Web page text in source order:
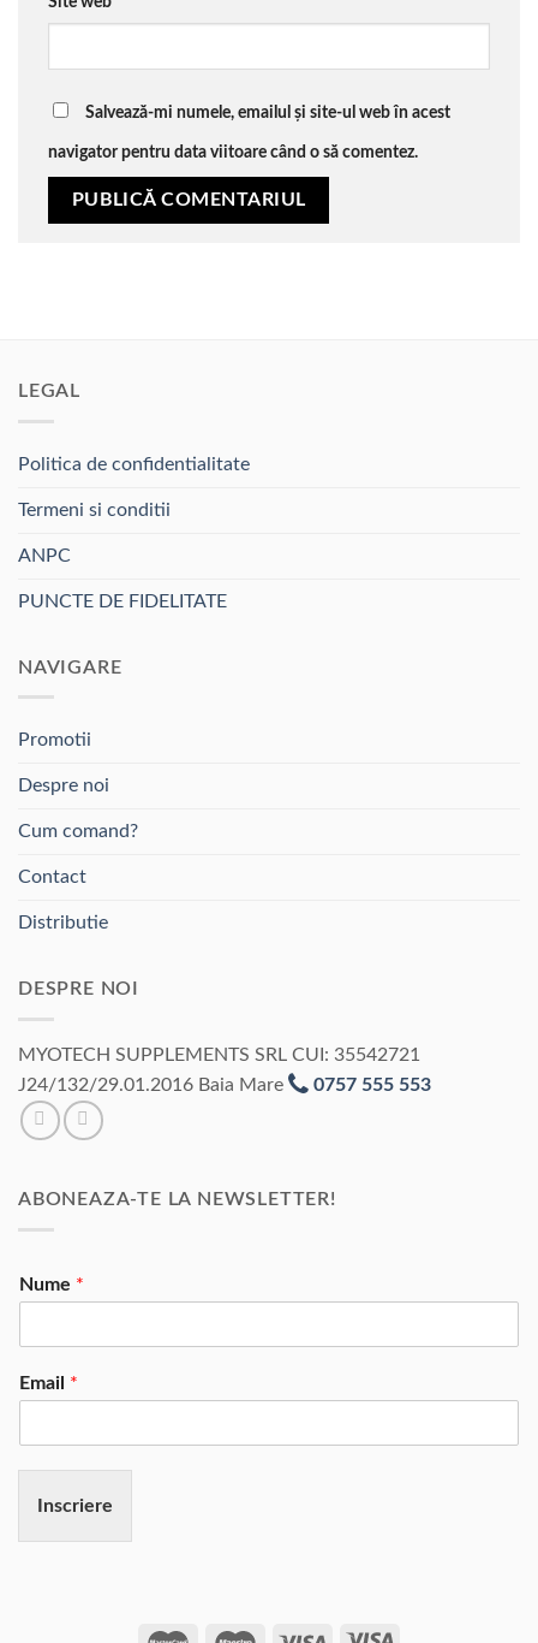
Salvează-mi numele, emailul și site-ul web în acest
navigator pentru data viitoare când o să comentez.
LEGAL
Politica de confidentialitate
Termeni si conditii
ANPC
PUNCTE DE FIDELITATE
NAVIGARE
Promotii
Despre noi
Cum comand?
Contact
Distributie
DESPRE NOI
MYOTECH SUPPLEMENTS SRL CUI: 35542721
J24/132/29.01.2016 Baia Mare
0757 555 553
ABONEAZA-TE LA NEWSLETTER!
Nume *
Email *
Inscriere